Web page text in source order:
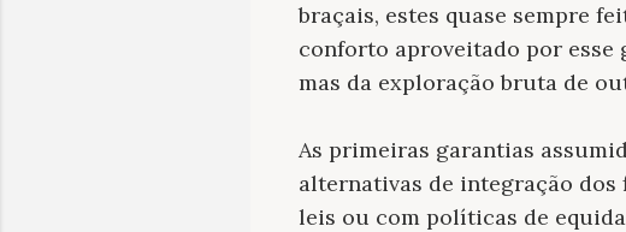
braçais, estes quase sempre
conforto aproveitado por esse
mas da exploração bruta de
As primeiras garantias
alternativas de integração
leis ou com políticas de